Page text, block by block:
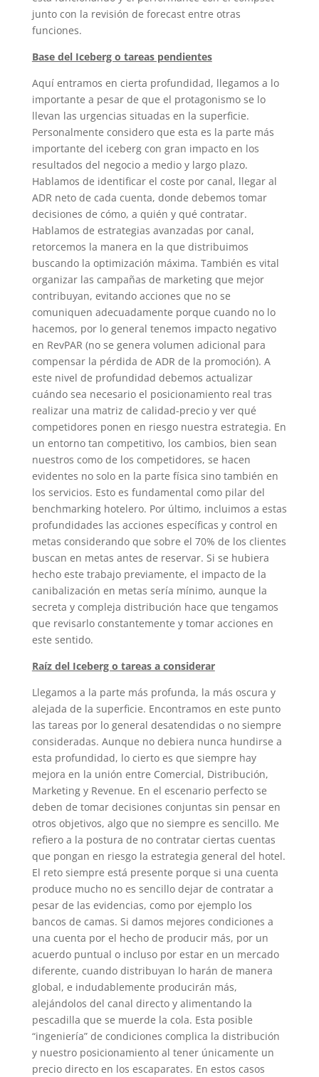
junto con la revisión de forecast entre otras
funciones.
Base del Iceberg o tareas pendientes
Aquí entramos en cierta profundidad, llegamos a lo
importante a pesar de que el protagonismo se lo
llevan las urgencias situadas en la superficie.
Personalmente considero que esta es la parte más
importante del iceberg con gran impacto en los
resultados del negocio a medio y largo plazo.
Hablamos de identificar el coste por canal, llegar al
ADR neto de cada cuenta, donde debemos tomar
decisiones de cómo, a quién y qué contratar.
Hablamos de estrategias avanzadas por canal,
retorcemos la manera en la que distribuimos
buscando la optimización máxima. También es vital
organizar las campañas de marketing que mejor
contribuyan, evitando acciones que no se
comuniquen adecuadamente porque cuando no lo
hacemos, por lo general tenemos impacto negativo
en RevPAR (no se genera volumen adicional para
compensar la pérdida de ADR de la promoción). A
este nivel de profundidad debemos actualizar
cuándo sea necesario el posicionamiento real tras
realizar una matriz de calidad-precio y ver qué
competidores ponen en riesgo nuestra estrategia. En
un entorno tan competitivo, los cambios, bien sean
nuestros como de los competidores, se hacen
evidentes no solo en la parte física sino también en
los servicios. Esto es fundamental como pilar del
benchmarking hotelero. Por último, incluimos a estas
profundidades las acciones específicas y control en
metas considerando que sobre el 70% de los clientes
buscan en metas antes de reservar. Si se hubiera
hecho este trabajo previamente, el impacto de la
canibalización en metas sería mínimo, aunque la
secreta y compleja distribución hace que tengamos
que revisarlo constantemente y tomar acciones en
este sentido.
Raíz del Iceberg o tareas a considerar
Llegamos a la parte más profunda, la más oscura y
alejada de la superficie. Encontramos en este punto
las tareas por lo general desatendidas o no siempre
consideradas. Aunque no debiera nunca hundirse a
esta profundidad, lo cierto es que siempre hay
mejora en la unión entre Comercial, Distribución,
Marketing y Revenue. En el escenario perfecto se
deben de tomar decisiones conjuntas sin pensar en
otros objetivos, algo que no siempre es sencillo. Me
refiero a la postura de no contratar ciertas cuentas
que pongan en riesgo la estrategia general del hotel.
El reto siempre está presente porque si una cuenta
produce mucho no es sencillo dejar de contratar a
pesar de las evidencias, como por ejemplo los
bancos de camas. Si damos mejores condiciones a
una cuenta por el hecho de producir más, por un
acuerdo puntual o incluso por estar en un mercado
diferente, cuando distribuyan lo harán de manera
global, e indudablemente producirán más,
alejándolos del canal directo y alimentando la
pescadilla que se muerde la cola. Esta posible
“ingeniería” de condiciones complica la distribución
y nuestro posicionamiento al tener únicamente un
precio directo en los escaparates. En estos casos